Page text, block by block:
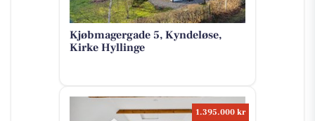
Kjøbmagergade 5, Kyndeløse,
Kirke Hyllinge
1.395.000 kr